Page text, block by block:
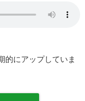
的にアップしていま